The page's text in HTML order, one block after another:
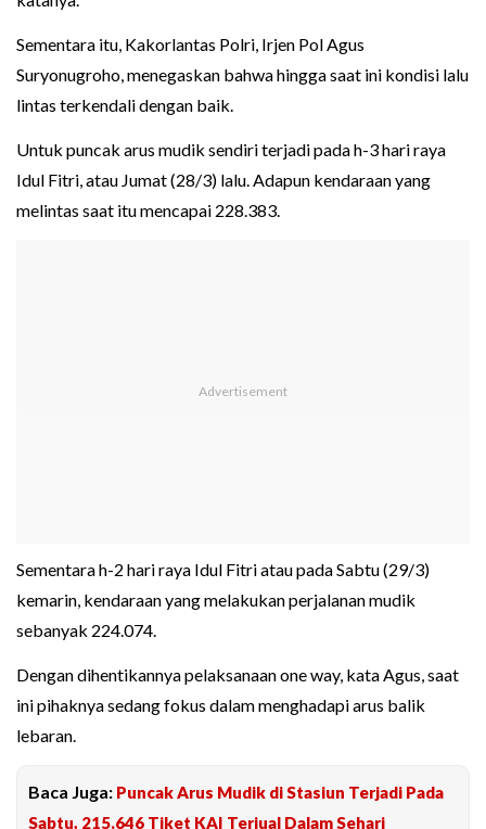
Sementara itu, Kakorlantas Polri, Irjen Pol Agus
Suryonugroho, menegaskan bahwa hingga saat ini kondisi lalu
lintas terkendali dengan baik.
Untuk puncak arus mudik sendiri terjadi pada h-3 hari raya
Idul Fitri, atau Jumat (28/3) lalu. Adapun kendaraan yang
melintas saat itu mencapai 228.383.
Sementara h-2 hari raya Idul Fitri atau pada Sabtu (29/3)
kemarin, kendaraan yang melakukan perjalanan mudik
sebanyak 224.074.
Dengan dihentikannya pelaksanaan one way, kata Agus, saat
ini pihaknya sedang fokus dalam menghadapi arus balik
lebaran.
Baca Juga: Puncak Arus Mudik di Stasiun Terjadi Pada
Sabtu, 215.646 Tiket KAI Terjual Dalam Sehari